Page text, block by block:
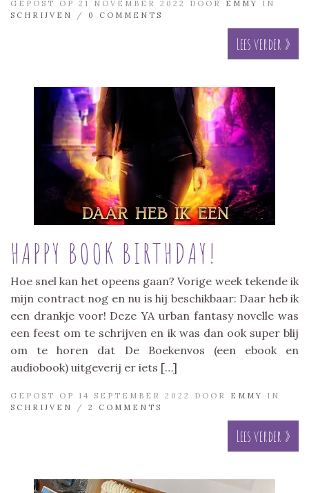
GEPOST OP 21 NOVEMBER 2022 DOOR EMMY
IN
SCHRIJVEN
/ 0 COMMENTS
Lees verder »
HAPPY BOOK BIRTHDAY!
Hoe snel kan het opeens gaan? Vorige week tekende ik
mijn contract nog en nu is hij beschikbaar: Daar heb ik
een drankje voor! Deze YA urban fantasy novelle was
een feest om te schrijven en ik was dan ook super blij
om te horen dat De Boekenvos (een ebook en
audiobook) uitgeverij er iets […]
GEPOST OP 14 SEPTEMBER 2022 DOOR EMMY
IN
SCHRIJVEN
/ 2 COMMENTS
Lees verder »